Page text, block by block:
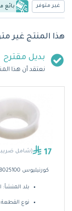
غير متوفر بائع
هذا المنتج غير
بديل مقترح
نعتقد أن هذا
17 (شامل
كورنيليوس 178025100
بلد المنشأ:
نوع